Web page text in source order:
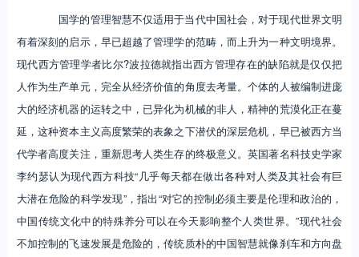
国学的管理智慧不仅适用于当代中国社会，对于现代世界文明
有着深刻的启示，早已超越了管理学的范畴，而上升为一种文明境界。
现代西方管理学者比尔?波拉德就指出西方管理存在的缺陷就是仅仅把
人作为生产单元，完全从经济价值的角度去考量。个体的人被编制进庞
大的经济机器的运转之中，已异化为机械的非人，精神的荒漠化正在蔓
延，这种资本主义高度繁荣的表象之下潜伏的深层危机，早已被西方当
代学者高度关注，重新思考人类生存的终极意义。英国著名科技史学家
李约瑟认为现代西方科技“几乎每天都在做出各种对人类及其社会有巨
大潜在危险的科学发现”，指出“对它的控制必须主要是伦理和政治的，
中国传统文化中的特殊养分可以在今天影响整个人类世界。”现代社会
不加控制的飞速发展是危险的，传统质朴的中国智慧就像刹车和方向盘